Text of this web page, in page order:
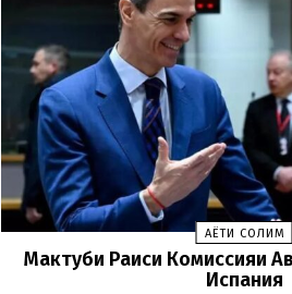
ҲАЁТИ СОЛИМ
Мактуби Раиси Комиссияи
Испания